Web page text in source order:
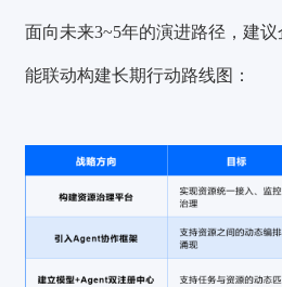
面向未来3~5年的演进路径，建
能联动构建长期行动路线图：